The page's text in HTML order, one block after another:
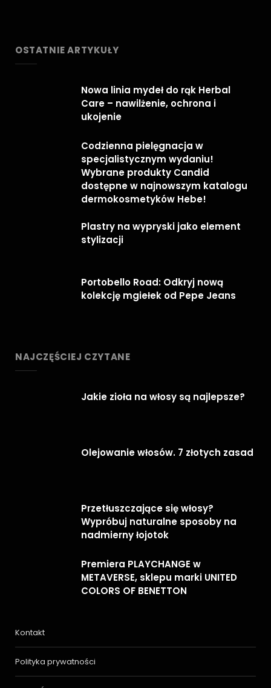
OSTATNIE ARTYKUŁY
Nowa linia mydeł do rąk Herbal
Care – nawilżenie, ochrona i
ukojenie
Codzienna pielęgnacja w
specjalistycznym wydaniu!
Wybrane produkty Candid
dostępne w najnowszym katalogu
dermokosmetyków Hebe!
Plastry na wypryski jako element
stylizacji
Portobello Road: Odkryj nową
kolekcję mgiełek od Pepe Jeans
NAJCZĘŚCIEJ CZYTANE
Jakie zioła na włosy są najlepsze?
Olejowanie włosów. 7 złotych zasad
Przetłuszczające się włosy?
Wypróbuj naturalne sposoby na
nadmierny łojotok
Premiera PLAYCHANGE w
METAVERSE, sklepu marki UNITED
COLORS OF BENETTON
Kontakt
Polityka prywatności